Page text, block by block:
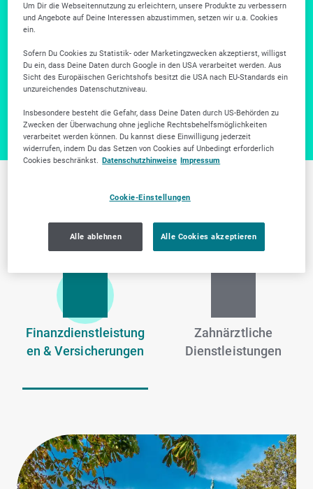
Du findest nicht
wonach du suchst?
Weitere Unternehmen gibt es in unserer Firmensuche.
Zur Firmensuche
Weitere Branchen in
Neuss
Finanzdienstleistung
en & Versicherungen
Zahnärztliche
Dienstleistungen
Um Dir die Webseitennutzung zu erleichtern, unsere Produkte zu verbessern
und Angebote auf Deine Interessen abzustimmen, setzen wir u.a. Cookies
ein.
Sofern Du Cookies zu Statistik- oder Marketingzwecken akzeptierst, willigst
Du ein, dass Deine Daten durch Google in den USA verarbeitet werden. Aus
Sicht des Europäischen Gerichtshofs besitzt die USA nach EU-Standards ein
unzureichendes Datenschutzniveau.
Insbesondere besteht die Gefahr, dass Deine Daten durch US-Behörden zu
Zwecken der Überwachung ohne jegliche Rechtsbehelfsmöglichkeiten
verarbeitet werden können. Du kannst diese Einwilligung jederzeit
widerrufen, indem Du das Setzen von Cookies auf Unbedingt erforderlich
Cookies beschränkst. Datenschutzhinweise Impressum
Cookie-Einstellungen
Alle ablehnen Alle Cookies akzeptieren